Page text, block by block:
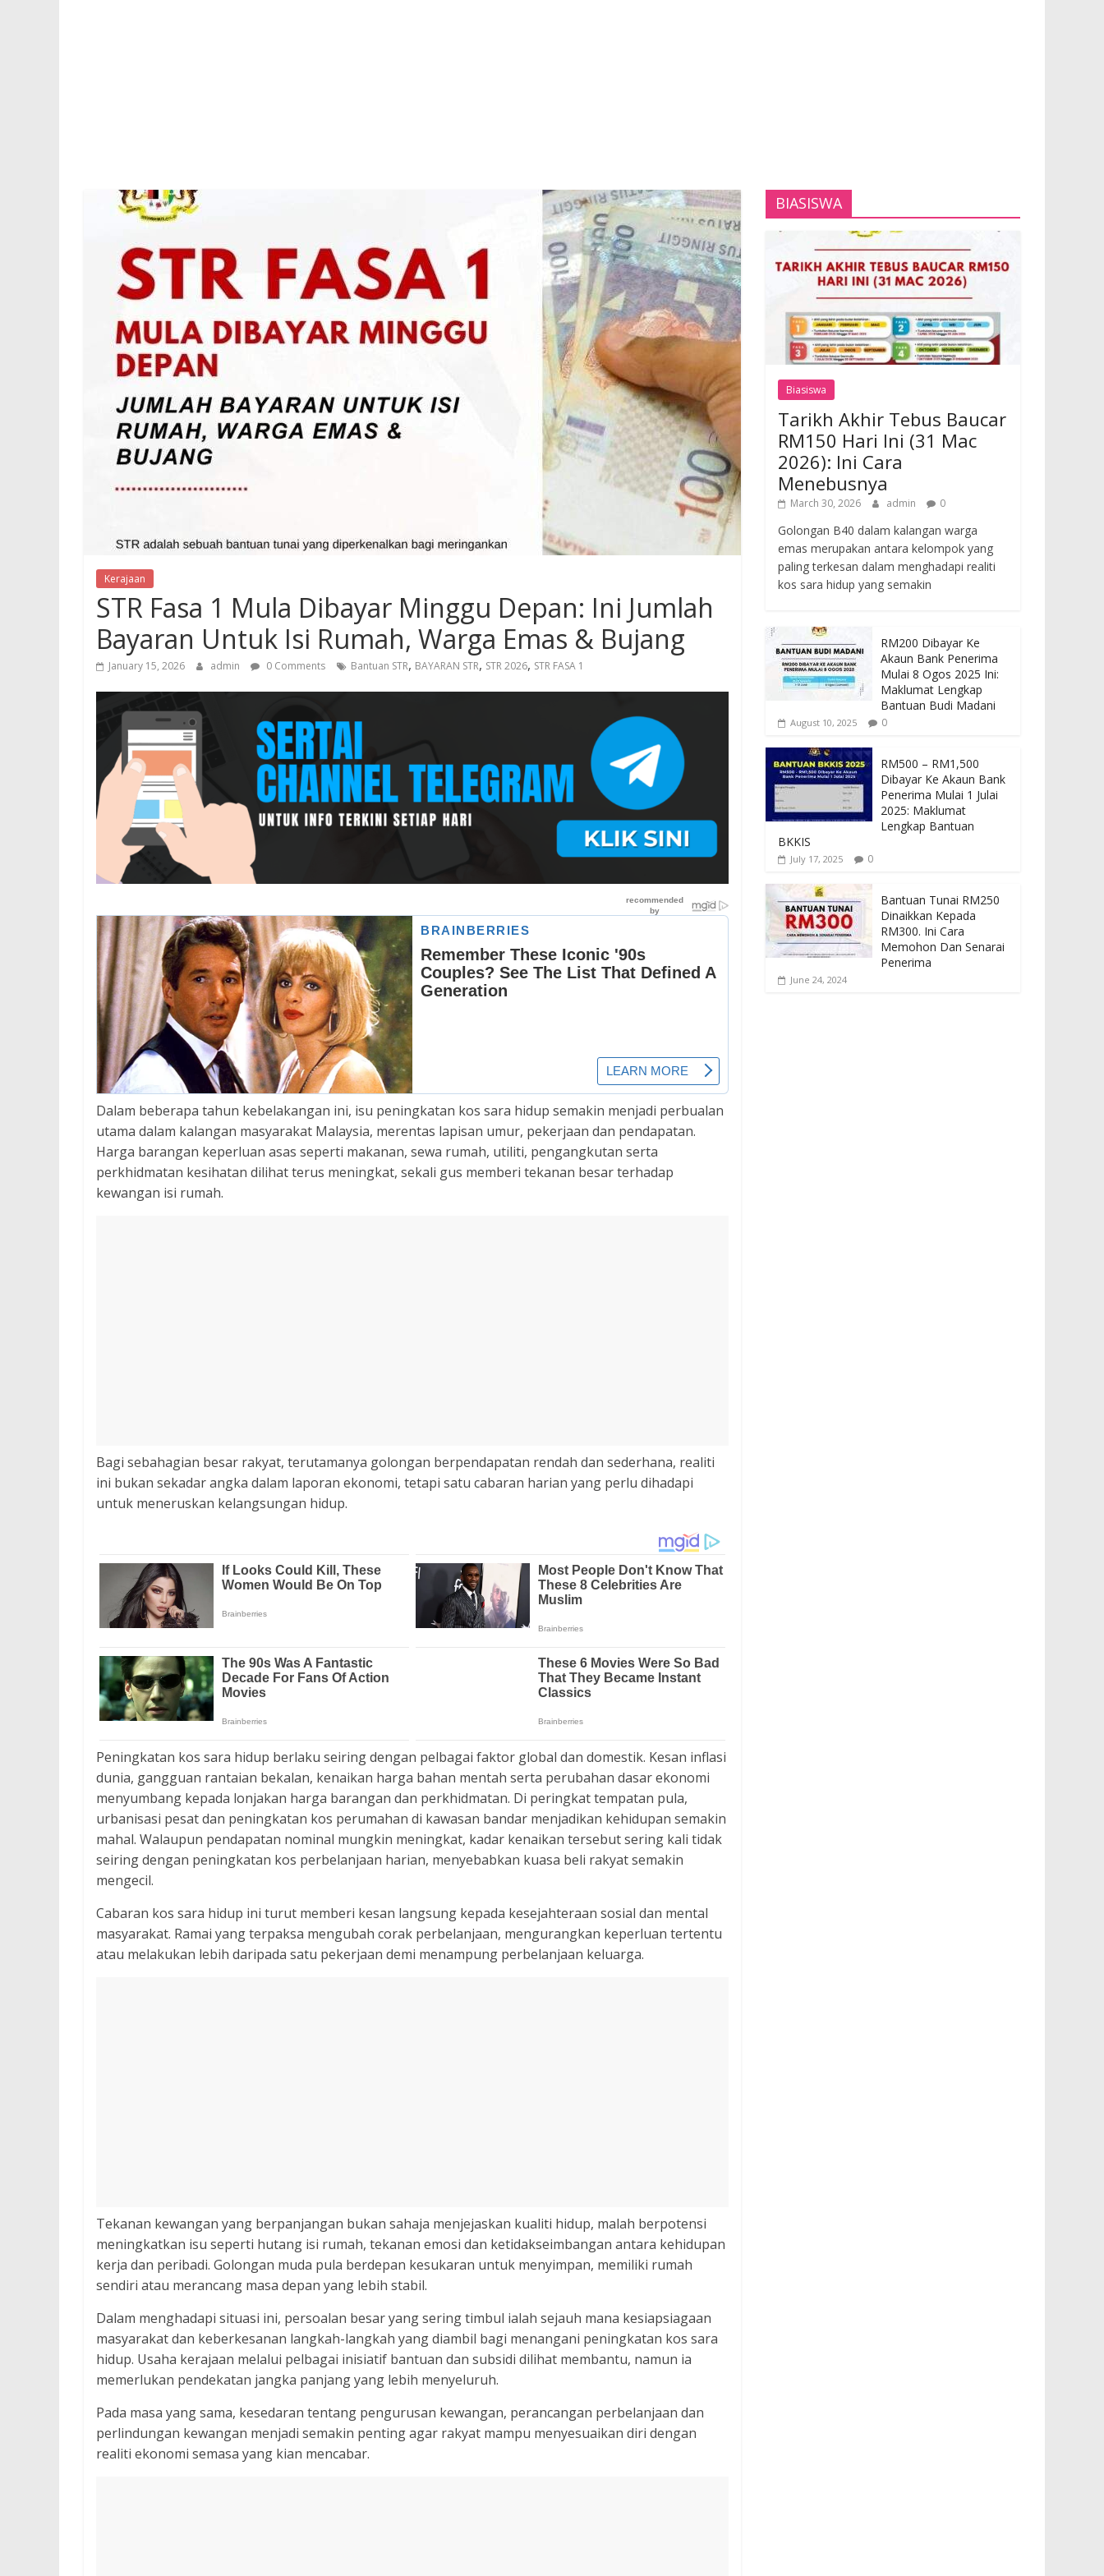
Kerajaan
STR Fasa 1 Mula Dibayar Minggu Depan: Ini Jumlah
Bayaran Untuk Isi Rumah, Warga Emas & Bujang
January 15, 2026 admin 0 Comments Bantuan STR, BAYARAN STR, STR 2026, STR FASA 1
Dalam beberapa tahun kebelakangan ini, isu peningkatan kos sara hidup semakin menjadi perbualan
utama dalam kalangan masyarakat Malaysia, merentas lapisan umur, pekerjaan dan pendapatan.
Harga barangan keperluan asas seperti makanan, sewa rumah, utiliti, pengangkutan serta
perkhidmatan kesihatan dilihat terus meningkat, sekali gus memberi tekanan besar terhadap
kewangan isi rumah.
Bagi sebahagian besar rakyat, terutamanya golongan berpendapatan rendah dan sederhana, realiti
ini bukan sekadar angka dalam laporan ekonomi, tetapi satu cabaran harian yang perlu dihadapi
untuk meneruskan kelangsungan hidup.
Peningkatan kos sara hidup berlaku seiring dengan pelbagai faktor global dan domestik. Kesan inflasi
dunia, gangguan rantaian bekalan, kenaikan harga bahan mentah serta perubahan dasar ekonomi
menyumbang kepada lonjakan harga barangan dan perkhidmatan. Di peringkat tempatan pula,
urbanisasi pesat dan peningkatan kos perumahan di kawasan bandar menjadikan kehidupan semakin
mahal. Walaupun pendapatan nominal mungkin meningkat, kadar kenaikan tersebut sering kali tidak
seiring dengan peningkatan kos perbelanjaan harian, menyebabkan kuasa beli rakyat semakin
mengecil.
Cabaran kos sara hidup ini turut memberi kesan langsung kepada kesejahteraan sosial dan mental
masyarakat. Ramai yang terpaksa mengubah corak perbelanjaan, mengurangkan keperluan tertentu
atau melakukan lebih daripada satu pekerjaan demi menampung perbelanjaan keluarga.
Tekanan kewangan yang berpanjangan bukan sahaja menjejaskan kualiti hidup, malah berpotensi
meningkatkan isu seperti hutang isi rumah, tekanan emosi dan ketidakseimbangan antara kehidupan
kerja dan peribadi. Golongan muda pula berdepan kesukaran untuk menyimpan, memiliki rumah
sendiri atau merancang masa depan yang lebih stabil.
Dalam menghadapi situasi ini, persoalan besar yang sering timbul ialah sejauh mana kesiapsiagaan
masyarakat dan keberkesanan langkah-langkah yang diambil bagi menangani peningkatan kos sara
hidup. Usaha kerajaan melalui pelbagai inisiatif bantuan dan subsidi dilihat membantu, namun ia
memerlukan pendekatan jangka panjang yang lebih menyeluruh.
Pada masa yang sama, kesedaran tentang pengurusan kewangan, perancangan perbelanjaan dan
perlindungan kewangan menjadi semakin penting agar rakyat mampu menyesuaikan diri dengan
realiti ekonomi semasa yang kian mencabar.
BIASISWA
Biasiswa
Tarikh Akhir Tebus Baucar
RM150 Hari Ini (31 Mac
2026): Ini Cara
Menebusnya
March 30, 2026 admin 0
Golongan B40 dalam kalangan warga
emas merupakan antara kelompok yang
paling terkesan dalam menghadapi realiti
kos sara hidup yang semakin
RM200 Dibayar Ke
Akaun Bank Penerima
Mulai 8 Ogos 2025 Ini:
Maklumat Lengkap
Bantuan Budi Madani
August 10, 2025 0
RM500 – RM1,500
Dibayar Ke Akaun Bank
Penerima Mulai 1 Julai
2025: Maklumat
Lengkap Bantuan
BKKIS
July 17, 2025 0
Bantuan Tunai RM250
Dinaikkan Kepada
RM300. Ini Cara
Memohon Dan Senarai
Penerima
June 24, 2024